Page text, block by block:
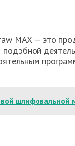
MAX — это
шлифовальной